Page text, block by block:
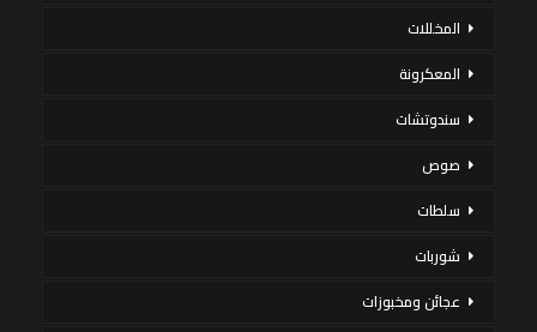
المخللات
المعكرونة
سندوتشات
صوص
سلطات
شوربات
عجائن ومخبوزات